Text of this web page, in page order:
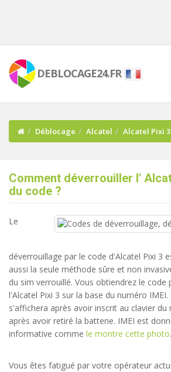
DEBLOCAGE24.FR
Déblocage Alcatel Alcatel Pixi 3
Comment déverrouiller l'
du code ?
Le
déverrouillage par le code d'Alcatel Pixi 3
aussi la seule méthode sûre et non
du sim verrouillé. Vous obtiendrez le code
l'Alcatel Pixi 3 sur la base du numéro
s'affichera après avoir inscrit au clavier
après avoir retiré la batterie. IMEI est
informative comme le montre cette photo.
Vous êtes fatigué par votre opérateur